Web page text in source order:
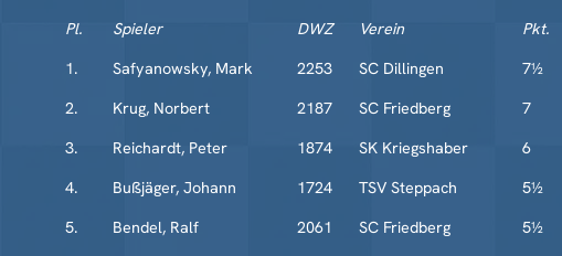
Pl. Spieler DWZ Verein Pkt.
1.
Safyanowsky, Mark 2253 SC Dillingen 7½
2.
Krug, Norbert 2187 SC Friedberg 7
3.
Reichardt, Peter 1874 SK Kriegshaber 6
4.
Bußjäger, Johann 1724 TSV Steppach 5½
5.
Bendel, Ralf 2061 SC Friedberg 5½